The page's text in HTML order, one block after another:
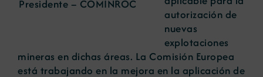
Presidente – COMINROC
autorización de
nuevas
explotaciones
mineras en dichas áreas. La Comisión Europea
está trabajando en la mejora en la aplicación de